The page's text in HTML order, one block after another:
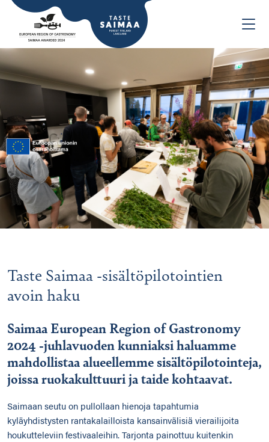
Taste Saimaa -sisältöpilotointien
avoin haku
Saimaa European Region of Gastronomy
2024 -juhlavuoden kunniaksi haluamme
mahdollistaa alueellemme sisältöpilotointeja,
joissa ruokakulttuuri ja taide kohtaavat.
Saimaan seutu on pullollaan hienoja tapahtumia
kyläyhdistysten rantakalailloista kansainvälisiä vierailijoita
houkutteleviin festivaaleihin. Tarjonta painottuu kuitenkin